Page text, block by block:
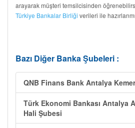
arayarak müşteri temsilcisinden
Türkiye Bankalar Birliği verileri ile
Bazı Diğer Banka Şubeleri :
QNB Finans Bank Antalya
Türk Ekonomi Bankası Antalya
Hali Şubesi